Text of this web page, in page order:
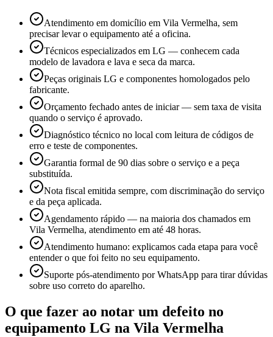
Atendimento em domicílio em Vila Vermelha, sem
precisar levar o equipamento até a oficina.
Técnicos especializados em LG — conhecem cada
modelo de lavadora e lava e seca da marca.
Peças originais LG e componentes homologados pelo
fabricante.
Orçamento fechado antes de iniciar — sem taxa de visita
quando o serviço é aprovado.
Diagnóstico técnico no local com leitura de códigos de
erro e teste de componentes.
Garantia formal de 90 dias sobre o serviço e a peça
substituída.
Nota fiscal emitida sempre, com discriminação do serviço
e da peça aplicada.
Agendamento rápido — na maioria dos chamados em
Vila Vermelha, atendimento em até 48 horas.
Atendimento humano: explicamos cada etapa para você
entender o que foi feito no seu equipamento.
Suporte pós-atendimento por WhatsApp para tirar dúvidas
sobre uso correto do aparelho.
O que fazer ao notar um defeito no
equipamento LG na Vila Vermelha